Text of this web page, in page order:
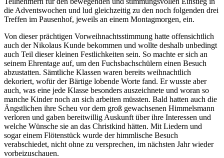
die Adventswochen und lud gleichzeitig zu den noch folgenden drei
Treffen im Pausenhof, jeweils an einem Montagmorgen, ein.
Von dieser prächtigen Vorweihnachtsstimmung hatte offensichtlich
auch der Nikolaus Kunde bekommen und wollte deshalb unbedingt
auch Teil dieser kleinen Festlichkeiten sein. So machte er sich an
seinem Ehrentage auf, um den Fuchsbachschülern einen Besuch
abzustatten. Sämtliche Klassen waren bereits weihnachtlich
dekoriert, wofür der Bärtige lobende Worte fand. Er wusste aber
auch, was eine jede Klasse besonders auszeichnete und woran so
manche Kinder noch an sich arbeiten müssten. Bald hatten auch die
Ängstlichen ihre Scheu vor dem groß gewachsenen Himmelsmann
verloren und gaben bereitwillig Auskunft über ihre Interessen und
welche Wünsche sie an das Christkind hätten. Mit Liedern und
sogar einem Flötenstück wurde der himmlische Besuch
verabschiedet, nicht ohne zu versprechen, im nächsten Jahr wieder
vorbeizuschauen.